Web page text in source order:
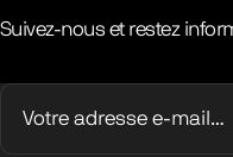
Suivez-nous et restez